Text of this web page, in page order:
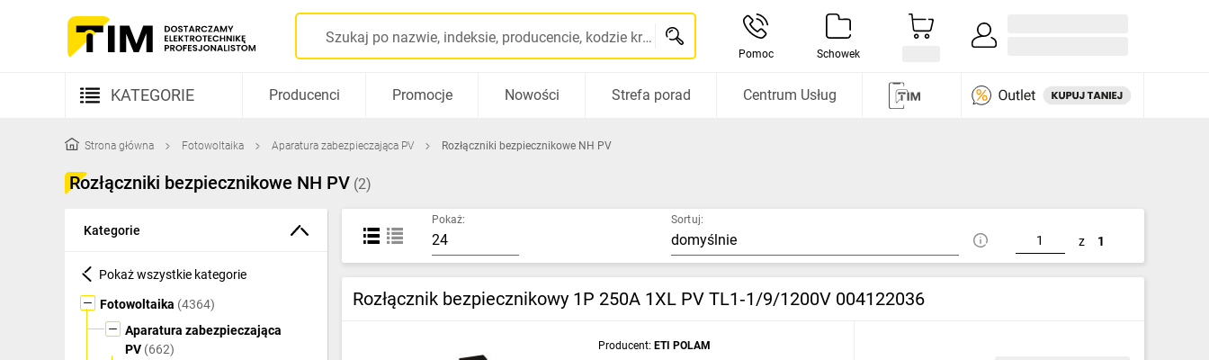
Szukaj po nazwie, indeksie, producencie, kodzie kreskowym...
Pomoc Schowek
KATEGORIE
Kable i przewody
Fotowoltaika
Gniazda i łączniki
Źródła światła
Producenci Promocje Nowości Strefa porad Centrum Usług
Strona główna Fotowoltaika Aparatura zabezpieczająca PV Rozłączniki bezpiecznikowe NH PV
Rozłączniki bezpiecznikowe NH PV (2)
Kategorie
Pokaż wszystkie kategorie
Fotowoltaika (4364)
Aparatura zabezpieczająca
PV (662)
Pokaż: Sortuj:
z 1
Rozłącznik bezpiecznikowy 1P 250A 1XL PV TL1‑1/9/1200V 004122036
Producent: ETI POLAM